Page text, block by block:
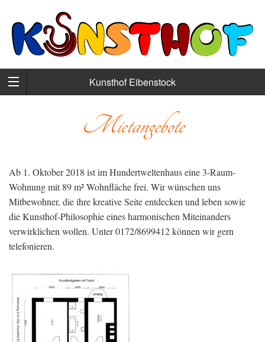
Kunsthof Eibenstock
Mietangebote
Ab 1. Oktober 2018 ist im Hundertweltenhaus eine 3-Raum-
Wohnung mit 89 m² Wohnfläche frei. Wir wünschen uns
Mitbewohner, die ihre kreative Seite entdecken und leben sowie
die Kunsthof-Philosophie eines harmonischen Miteinanders
verwirklichen wollen. Unter 0172/8699412 können wir gern
telefonieren.